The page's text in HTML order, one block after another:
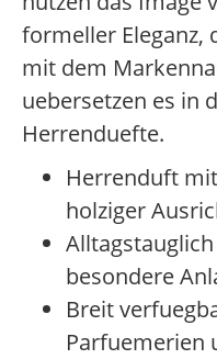
formeller Eleganz,
mit dem
uebersetzen es in
Herrenduefte.
Herrenduft
holziger
besondere
Breit
Parfuemerien